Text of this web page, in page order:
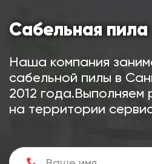
Сабельная пила
Наша компания
сабельной пилы в
2012 года.Выполняем
на территории